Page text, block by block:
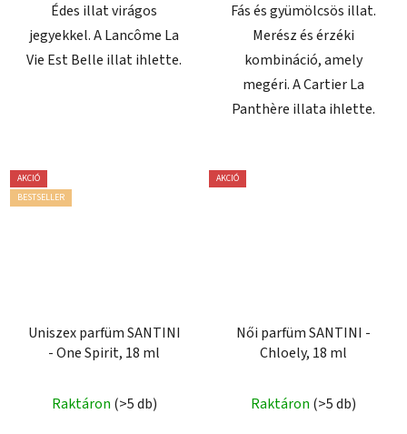
Édes illat virágos
jegyekkel. A Lancôme La
Vie Est Belle illat ihlette.
Fás és gyümölcsös illat.
Merész és érzéki
kombináció, amely
megéri. A Cartier La
Panthère illata ihlette.
AKCIÓ
BESTSELLER
Uniszex parfüm SANTINI
- One Spirit, 18 ml
Raktáron (>5 db)
AKCIÓ
Női parfüm SANTINI -
Chloely, 18 ml
Raktáron (>5 db)